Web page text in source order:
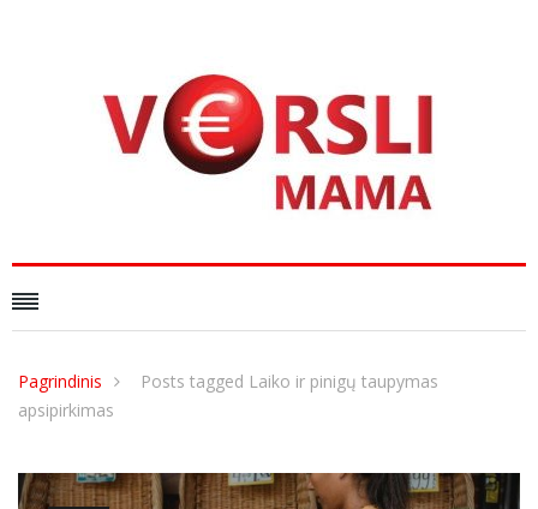
Pagrindinis
Posts tagged Laiko ir pinigų taupymas
apsipirkimas